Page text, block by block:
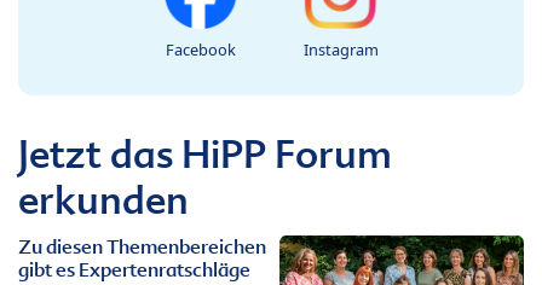
Facebook Instagram
Jetzt das HiPP Forum
erkunden
Zu diesen Themenbereichen
gibt es Expertenratschläge